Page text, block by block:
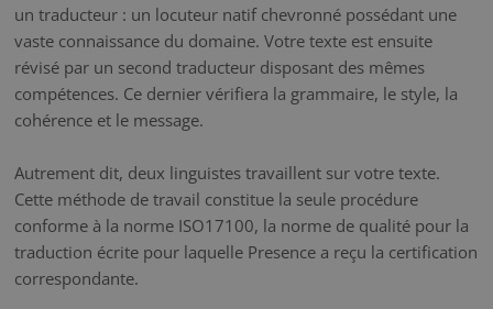
un traducteur : un locuteur natif chevronné possédant une
vaste connaissance du domaine. Votre texte est ensuite
révisé par un second traducteur disposant des mêmes
compétences. Ce dernier vérifiera la grammaire, le style, la
cohérence et le message.
Autrement dit, deux linguistes travaillent sur votre texte.
Cette méthode de travail constitue la seule procédure
conforme à la norme ISO17100, la norme de qualité pour la
traduction écrite pour laquelle Presence a reçu la certification
correspondante.